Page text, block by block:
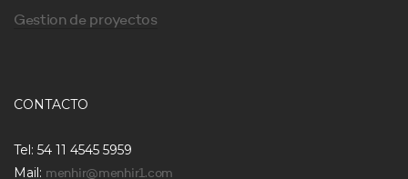
Gestion de proyectos
CONTACTO
Tel: 54 11 4545 5959
Mail: menhir@menhir1.com